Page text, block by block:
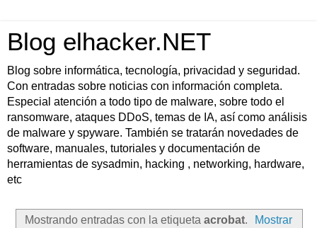
Blog elhacker.NET
Blog sobre informática, tecnología, privacidad y seguridad.
Con entradas sobre noticias con información completa.
Especial atención a todo tipo de malware, sobre todo el
ransomware, ataques DDoS, temas de IA, así como análisis
de malware y spyware. También se tratarán novedades de
software, manuales, tutoriales y documentación de
herramientas de sysadmin, hacking , networking, hardware,
etc
Mostrando entradas con la etiqueta acrobat.
Mostrar